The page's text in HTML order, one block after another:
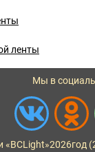
ленты
Мы в
«BCLight»2026год